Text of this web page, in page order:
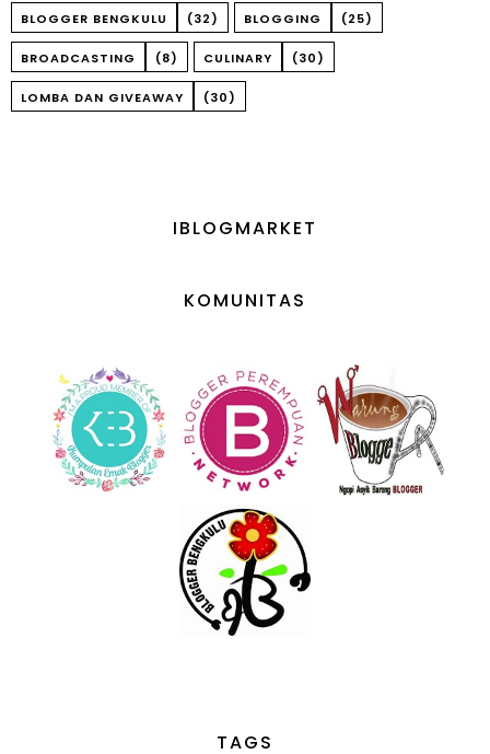
BLOGGER BENGKULU (32) BLOGGING (25)
BROADCASTING (8) CULINARY (30)
LOMBA DAN GIVEAWAY (30)
IBLOGMARKET
KOMUNITAS
TAGS